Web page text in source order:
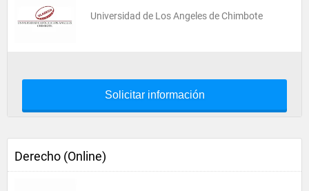
Universidad de Los Angeles de Chimbote
Solicitar información
Derecho (Online)